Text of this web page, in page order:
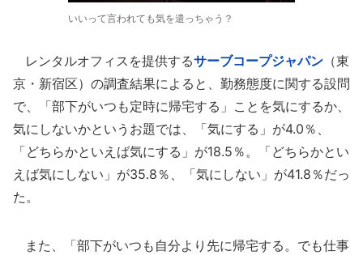
いいって言われても気を遣っちゃう？
レンタルオフィスを提供するサーブコープジャパン （東
京・新宿区）の調査結果によると、勤務態度に関する設問
で、「部下がいつも定時に帰宅する」ことを気にするか、
気にしないかというお題では、「気にする」が4.0％、
「どちらかといえば気にする」が18.5％。「どちらかとい
えば気にしない」が35.8％、「気にしない」が41.8％だっ
た。
また、「部下がいつも自分より先に帰宅する。でも仕事